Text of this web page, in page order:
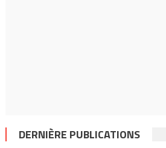
DERNIÈRE PUBLICATIONS